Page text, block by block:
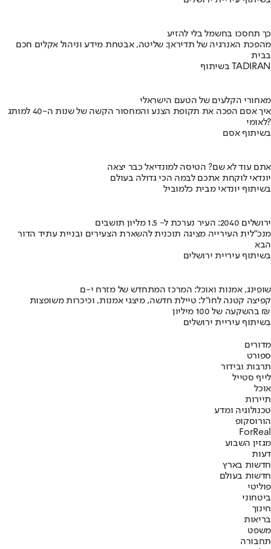
כך תחסכו בחשמל בלי להזיע
מהפכת האנרגיה של תדיראן: שליטה, אבטחת מידע וניהול אקלים חכם
בבית
בשיתוף TADIRAN
מאחורי הקלעים של הטעם הישראלי
איך אסם הפכה את תקופת הצנע והמחסור הקשה של שנות ה-40 למותג
לאומי?
בשיתוף אסם
אתם עוד לא שם? הטיסה למונדיאל כבר יצאה
יונדאי לוקחת אתכם לבמה הכי גדולה בעולם
בשיתוף יונדאי מבית כלמוביל
ירושלים 2040: העיר נערכת ל- 1.5 מליון תושבים
מנכ"לית העירייה מציגה תוכנית להשארת הצעירים ובניית עתיד הדור
הבא
בשיתוף עיריית ירושלים
שופינג, אמנות ואוכל: המרכז המתחדש של מזרח י-ם
קפיצה קטנה לחו"ל: טיילת חדשה, מיצגי אמנות, וכיכרות משופצות
בהשקעה של 100 מיליון ₪
בשיתוף עיריית ירושלים
מדורים
ספורט
תרבות ובידור
לייף סטייל
אוכל
תיירות
טכנולוגיה ומדע
הורוסקופ
ForReal
מגזין השבוע
דעות
חדשות בארץ
חדשות בעולם
פוליטי
ביטחוני
חינוך
בריאות
משפט
תחבורה